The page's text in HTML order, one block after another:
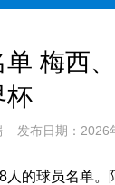
梅西
杯
发布日期：2026
的球员名单。